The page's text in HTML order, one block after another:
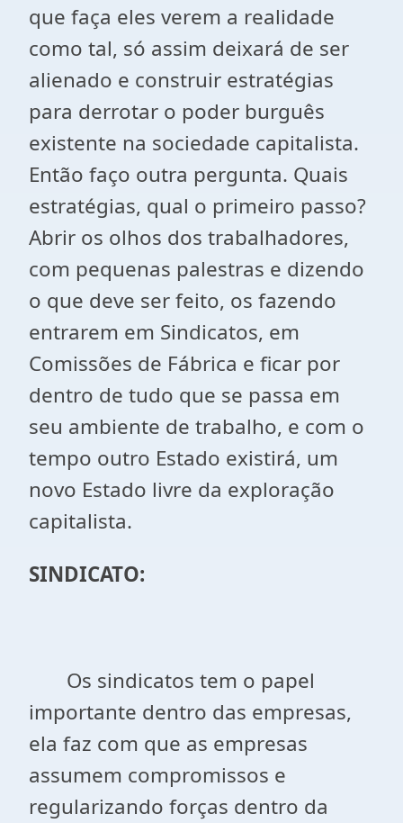
que faça eles verem a realidade
como tal, só assim deixará de ser
alienado e construir estratégias
para derrotar o poder burguês
existente na sociedade capitalista.
Então faço outra pergunta. Quais
estratégias, qual o primeiro passo?
Abrir os olhos dos trabalhadores,
com pequenas palestras e dizendo
o que deve ser feito, os fazendo
entrarem em Sindicatos, em
Comissões de Fábrica e ficar por
dentro de tudo que se passa em
seu ambiente de trabalho, e com o
tempo outro Estado existirá, um
novo Estado livre da exploração
capitalista.
SINDICATO:
Os sindicatos tem o papel
importante dentro das empresas,
ela faz com que as empresas
assumem compromissos e
regularizando forças dentro da